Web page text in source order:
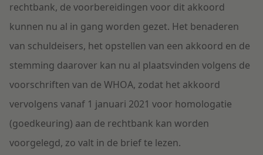
rechtbank, de voorbereidingen voor dit akkoord
kunnen nu al in gang worden gezet. Het benaderen
van schuldeisers, het opstellen van een akkoord en de
stemming daarover kan nu al plaatsvinden volgens de
voorschriften van de WHOA, zodat het akkoord
vervolgens vanaf 1 januari 2021 voor homologatie
(goedkeuring) aan de rechtbank kan worden
voorgelegd, zo valt in de brief te lezen.